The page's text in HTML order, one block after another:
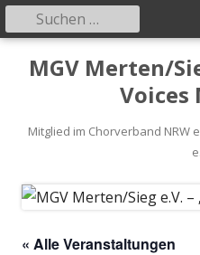
MGV Merten/
Voices
Mitglied im Chorverband NRW
Primäres
Menü
Suchen
nach:
« Alle Veranstaltungen